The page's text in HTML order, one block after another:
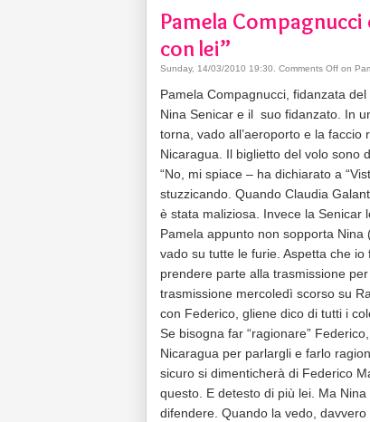
Pamela
con lei”
Sunday, 14/03/2010 19:30. Comments Off on
Pamela Compagnucci, fidanzata
Nina Senicar e il suo fidanzato. In
torna, vado all’aeroporto e la
Nicaragua. Il biglietto del volo sono
“No, mi spiace – ha dichiarato a
stuzzicando. Quando Claudia
è stata maliziosa. Invece la Senicar
Pamela appunto non sopporta
vado su tutte le furie. Aspetta che
prendere parte alla trasmissione
trasmissione mercoledì scorso su
con Federico, gliene dico di tutti i
Se bisogna far “ragionare”
Nicaragua per parlargli e farlo
sicuro si dimenticherà di Federico
questo. E detesto di più lei. Ma
difendere. Quando la vedo,